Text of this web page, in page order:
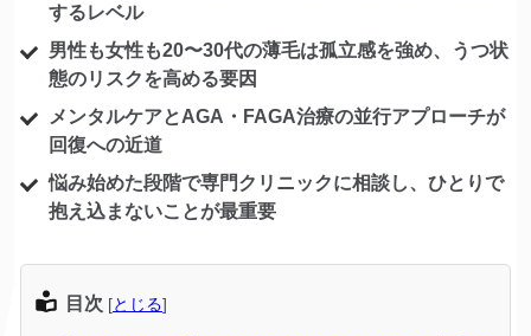
するレベル
男性も女性も20〜30代の薄毛は孤立感を強め、うつ状
態のリスクを高める要因
メンタルケアとAGA・FAGA治療の並行アプローチが
回復への近道
悩み始めた段階で専門クリニックに相談し、ひとりで
抱え込まないことが最重要
目次 [とじる]